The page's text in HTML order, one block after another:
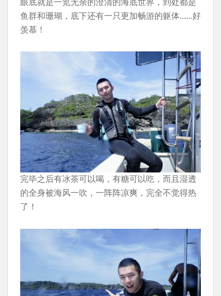
鱼群和珊瑚，底下还有一只更加畅游的躯体……好
羡慕！
完毕之后有冰茶可以喝，有糖可以吃，而且湿透
的全身被海风一吹，一阵阵凉爽，完全不觉得热
了！